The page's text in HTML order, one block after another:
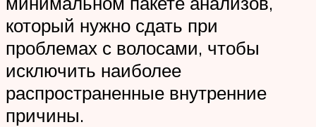
который нужно сдать при
проблемах с волосами, чтобы
исключить наиболее
распространенные внутренние
причины.